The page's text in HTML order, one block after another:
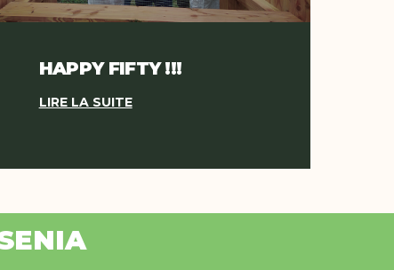
HAPPY FIFTY !!!
LIRE LA SUITE